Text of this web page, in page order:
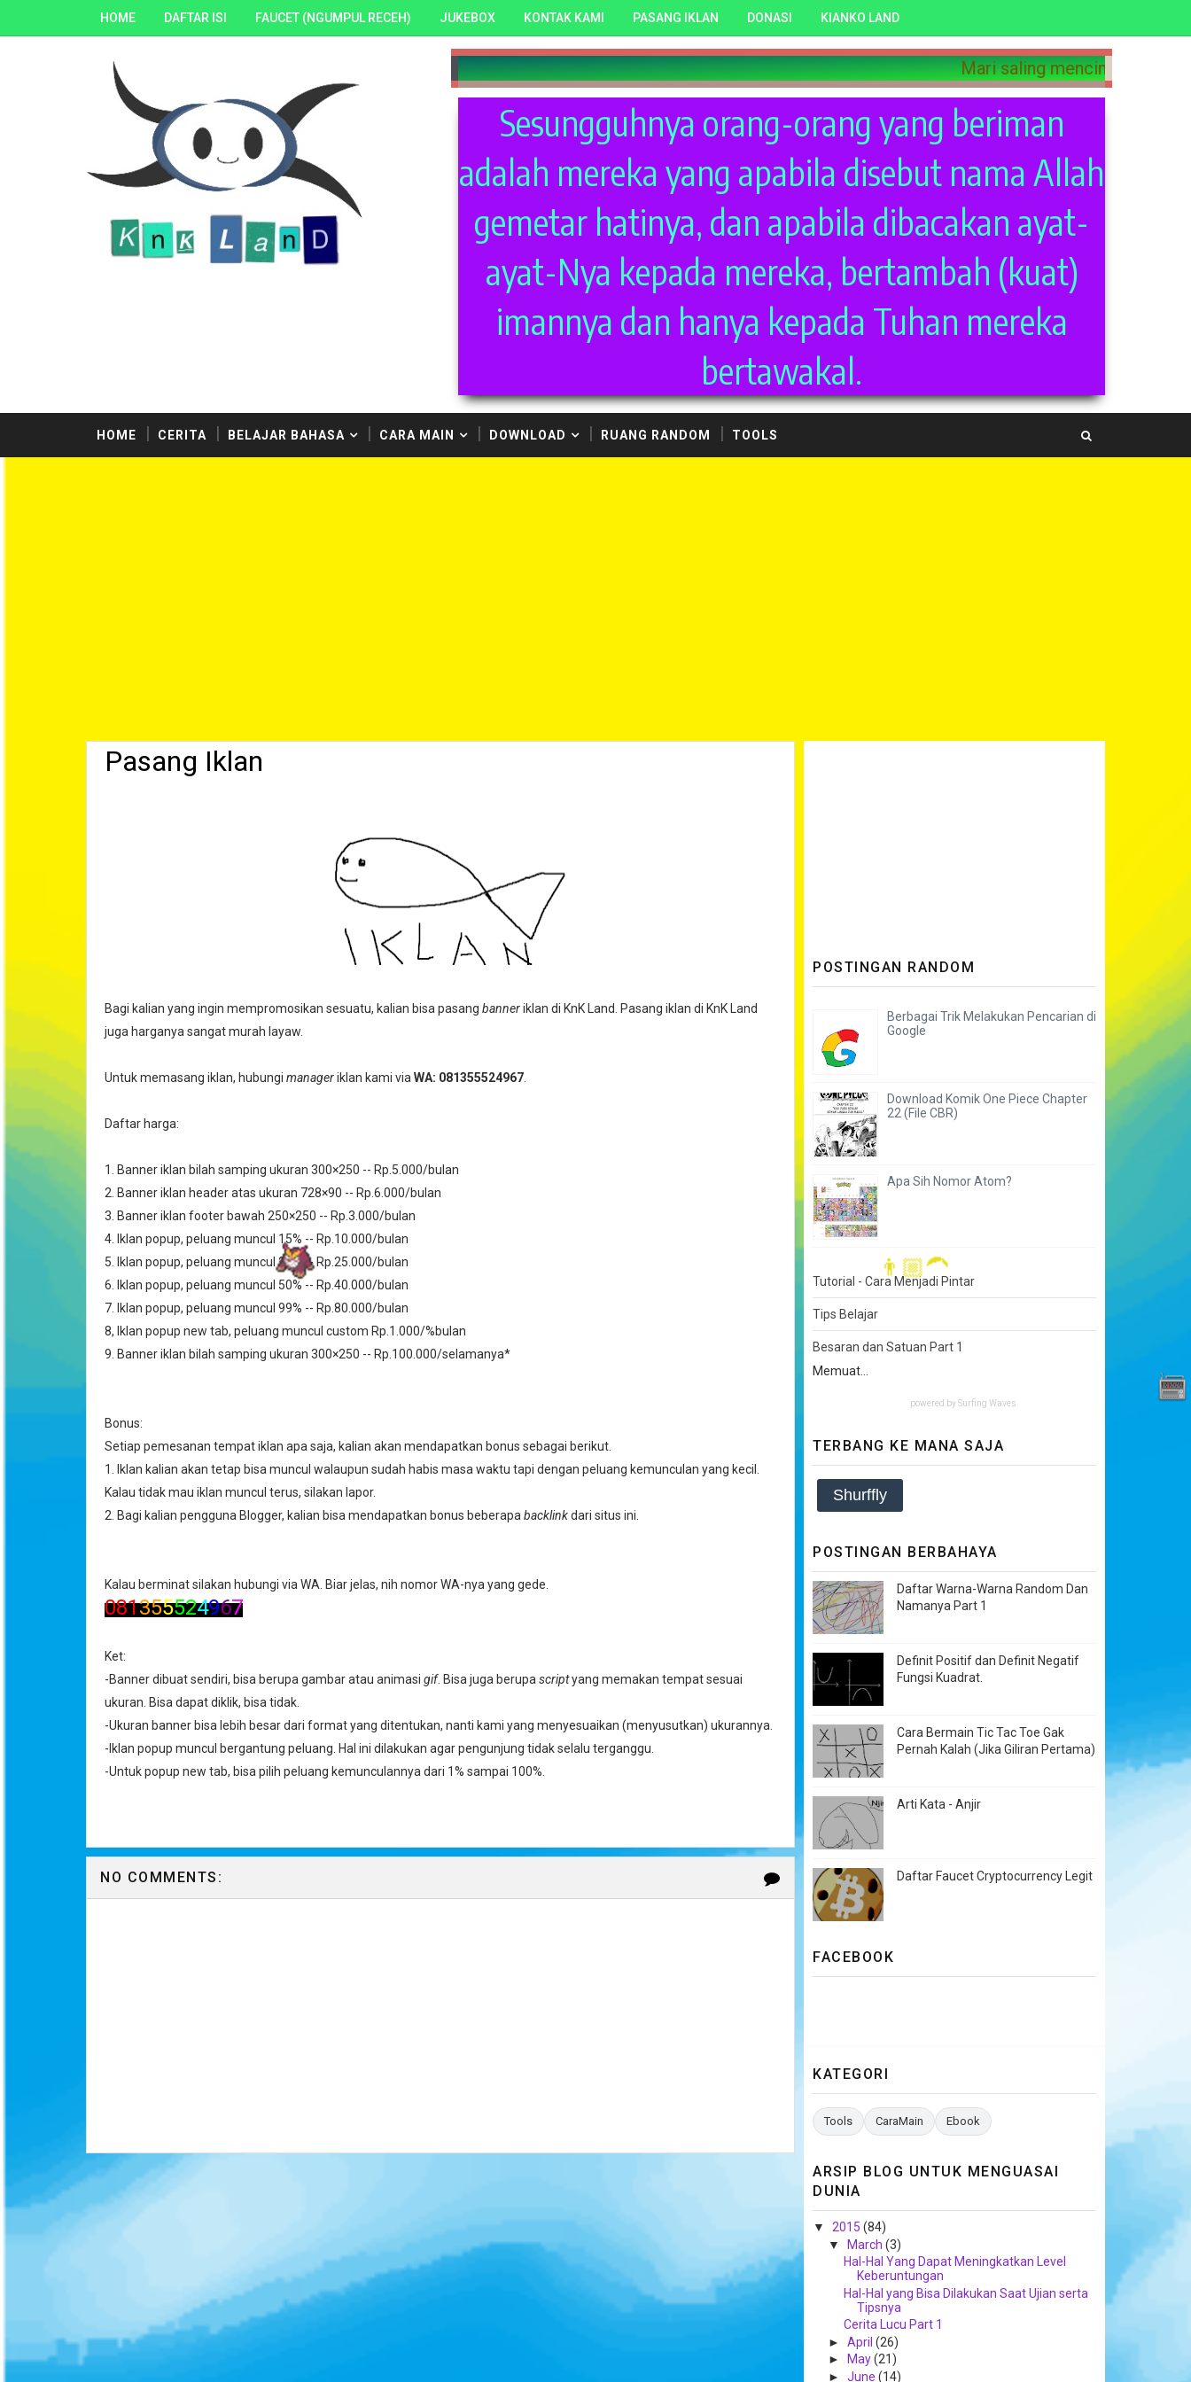
HOME DAFTAR ISI FAUCET (NGUMPUL RECEH) JUKEBOX KONTAK KAMI PASANG IKLAN DONASI KIANKO LAND
Mari saling mencintai
Sesungguhnya orang-orang yang beriman
adalah mereka yang apabila disebut nama Allah
gemetar hatinya, dan apabila dibacakan ayat-
ayat-Nya kepada mereka, bertambah (kuat)
imannya dan hanya kepada Tuhan mereka
bertawakal.
HOME CERITA BELAJAR BAHASA CARA MAIN DOWNLOAD RUANG RANDOM TOOLS
Pasang Iklan
Bagi kalian yang ingin mempromosikan sesuatu, kalian bisa pasang banneriklan di KnK Land. Pasang iklan di KnK Land
juga harganya sangat murah layaw.
Untuk memasang iklan, hubungi manageriklan kami via WA: 081355524967
Daftar harga:
1. Banner iklan bilah samping ukuran 300×250 -- Rp.5.000/bulan
2. Banner iklan header atas ukuran 728×90 -- Rp.6.000/bulan
3. Banner iklan footer bawah 250×250 -- Rp.3.000/bulan
4. Iklan popup, peluang muncul 15% -- Rp.10.000/bulan
5. Iklan popup, peluang muncul 25% -- Rp.25.000/bulan
6. Iklan popup, peluang muncul 50% -- Rp.40.000/bulan
7. Iklan popup, peluang muncul 99% -- Rp.80.000/bulan
8, Iklan popup new tab, peluang muncul custom Rp.1.000/%bulan
9. Banner iklan bilah samping ukuran 300×250 -- Rp.100.000/selamanya*
Bonus:
Setiap pemesanan tempat iklan apa saja, kalian akan mendapatkan bonus sebagai berikut.
1. Iklan kalian akan tetap bisa muncul walaupun sudah habis masa waktu tapi dengan peluang kemunculan yang kecil.
Kalau tidak mau iklan muncul terus, silakan lapor.
2. Bagi kalian pengguna Blogger, kalian bisa mendapatkan bonus beberapa backlinkdari situs ini.
Kalau berminat silakan hubungi via WA. Biar jelas, nih nomor WA-nya yang gede.
081355524967
Ket:
-Banner dibuat sendiri, bisa berupa gambar atau animasi gif. Bisa juga berupa scriptyang memakan tempat sesuai
ukuran. Bisa dapat diklik, bisa tidak.
-Ukuran banner bisa lebih besar dari format yang ditentukan, nanti kami yang menyesuaikan (menyusutkan) ukurannya.
-Iklan popup muncul bergantung peluang. Hal ini dilakukan agar pengunjung tidak selalu terganggu.
-Untuk popup new tab, bisa pilih peluang kemunculannya dari 1% sampai 100%.
NO COMMENTS:
POSTINGAN RANDOM
Berbagai Trik Melakukan Pencarian di
Google
Download Komik One Piece Chapter
22 (File CBR)
Apa Sih Nomor Atom?
Tutorial - Cara Menjadi Pintar
Tips Belajar
Besaran dan Satuan Part 1
Memuat...
powered by Surfing Waves
TERBANG KE MANA SAJA
Shurffly
POSTINGAN BERBAHAYA
Daftar Warna-Warna Random Dan
Namanya Part 1
Definit Positif dan Definit Negatif
Fungsi Kuadrat.
Cara Bermain Tic Tac Toe Gak
Pernah Kalah (Jika Giliran Pertama)
Arti Kata - Anjir
Daftar Faucet Cryptocurrency Legit
FACEBOOK
KATEGORI
Tools CaraMain Ebook
ARSIP BLOG UNTUK MENGUASAI
DUNIA
▼ 2015 (84)
▼ March (3)
Hal-Hal Yang Dapat Meningkatkan Level
Keberuntungan
Hal-Hal yang Bisa Dilakukan Saat Ujian serta
Tipsnya
Cerita Lucu Part 1
► April (26)
►
May(21)
► June (14)
👨🏼‍🦱